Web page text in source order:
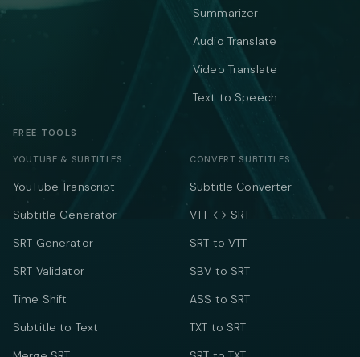
Summarizer
Audio Translate
Video Translate
Text to Speech
FREE TOOLS
YOUTUBE & SUBTITLES
YouTube Transcript
Subtitle Generator
SRT Generator
SRT Validator
Time Shift
Subtitle to Text
CONVERT SUBTITLES
Subtitle Converter
VTT ↔ SRT
SRT to VTT
SBV to SRT
ASS to SRT
TXT to SRT